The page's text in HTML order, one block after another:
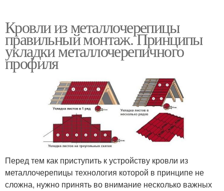
Кровли из металлочерепицы
правильный монтаж. Принципы
укладки металлочерепичного
профиля
Перед тем как приступить к устройству кровли из
металлочерепицы технология которой в принципе не
сложна, нужно принять во внимание несколько важных